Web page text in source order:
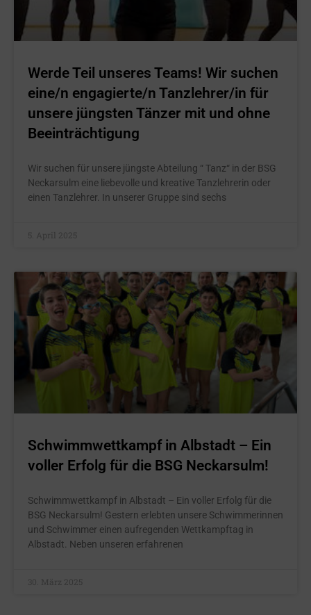
Werde Teil unseres Teams! Wir suchen
eine/n engagierte/n Tanzlehrer/in für
unsere jüngsten Tänzer mit und ohne
Beeinträchtigung
Wir suchen für unsere jüngste Abteilung “ Tanz“ in der BSG
Neckarsulm eine liebevolle und kreative Tanzlehrerin oder
einen Tanzlehrer. In unserer Gruppe sind sechs
5. April 2025
Schwimmwettkampf in Albstadt – Ein
voller Erfolg für die BSG Neckarsulm!
Schwimmwettkampf in Albstadt – Ein voller Erfolg für die
BSG Neckarsulm! Gestern erlebten unsere Schwimmerinnen
und Schwimmer einen aufregenden Wettkampftag in
Albstadt. Neben unseren erfahrenen
30. März 2025